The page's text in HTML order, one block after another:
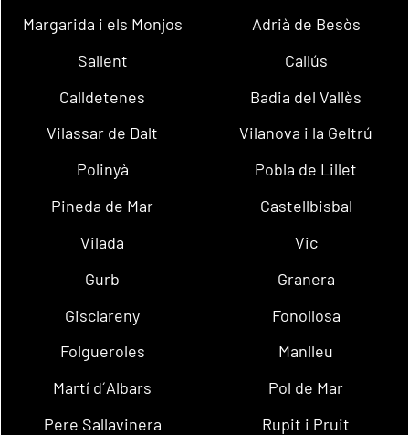
Margarida i els Monjos
Adrià de Besòs
Sallent
Callús
Calldetenes
Badia del Vallès
Vilassar de Dalt
Vilanova i la Geltrú
Polinyà
Pobla de Lillet
Pineda de Mar
Castellbisbal
Vilada
Vic
Gurb
Granera
Gisclareny
Fonollosa
Folgueroles
Manlleu
Martí d´Albars
Pol de Mar
Pere Sallavinera
Rupit i Pruit